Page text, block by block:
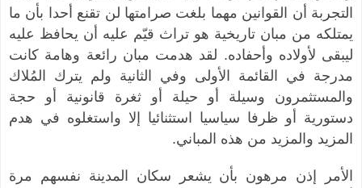
التجربة أن القوانين مهما بلغت صرامتها لن تقنع أحدا بأن ما
يمتلكه من مبان تاريخية هو تراث قيّم عليه أن يحافظ عليه
ليبقى لأولاده وأحفاده. لقد هدمت مبان رائعة وهامة كانت
مدرجة في القائمة الأولى وفي الثانية ولم يترك المُلاك
والمستثمرون وسيلة أو حيلة أو ثغرة قانونية أو حجة
دستورية أو ظرفا سياسيا استثنائيا إلا واستغلوه في هدم
المزيد والمزيد من هذه المباني.
الأمر إذن مرهون بأن يشعر سكان المدينة نفسهم مرة